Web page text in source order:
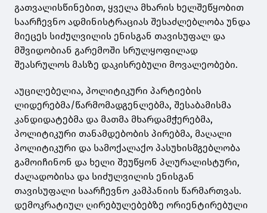
გათვალისწინებით, ყველა მხარის ხელშეწყობით
საარჩევნო ადმინისტრაციას შესაძლებლობა უნდა
მიეცეს სიძულვილის ენისგან თავისუფალ და
მშვიდობიან გარემოში სრულყოფილად
შეასრულოს მასზე დაკისრებული მოვალეობები.
აუცილებელია, პოლიტიკური პარტიების
ლიდერებმა/წარმომადგენლებმა, შესაბამისმა
კანდიდატებმა და მათმა მხარდამჭერებმა,
პოლიტიკური თანამდებობის პირებმა, მაღალი
პოლიტიკური და სამოქალაქო პასუხისმგებლობა
გამოიჩინონ და ხელი შეუწყონ პლურალისტური,
ძალადობისა და სიძულვილის ენისგან
თავისუფალი საარჩევნო კამპანიის წარმართვას.
დემოკრატიულ ღირებულებებზე ორიენტირებული